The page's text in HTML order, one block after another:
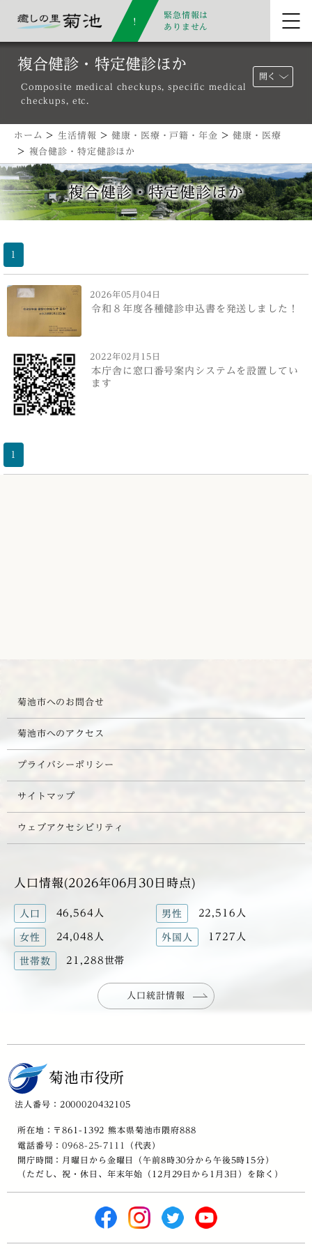
緊急情報は
ありません
複合健診・特定健診ほか
Composite medical checkups, specific medical
checkups, etc.
開く
ホーム >生活情報 >健康・医療・戸籍・年金 >健康・医療
> 複合健診・特定健診ほか
複合健診・特定健診ほか
1
2026年05月04日
令和８年度各種健診申込書を発送しました！
2022年02月15日
本庁舎に窓口番号案内システムを設置してい
ます
菊池市へのお問合せ
菊池市へのアクセス
プライバシーポリシー
サイトマップ
ウェブアクセシビリティ
人口情報(2026年06月30日時点)
人口 46,564人 男性 22,516人
女性 24,048人 外国人 1727人
世帯数 21,288世帯
人口統計情報
菊池市役所
法人番号：2000020432105
所在地：〒861-1392 熊本県菊池市隈府888
電話番号：0968-25-7111
（代表）
開庁時間：月曜日から金曜日（午前8時30分から午後5時15分）
（ただし、祝・休日、年末年始（12月29日から1月3日）を除く）